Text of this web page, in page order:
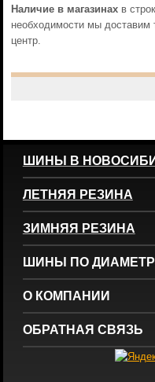
Наличие в магазинахв
необходимости мы
центр.
ШИНЫ В
ЛЕТНЯЯ РЕЗИНА
ЗИМНЯЯ РЕЗИНА
ШИНЫ ПО
О КОМПАНИИ
ОБРАТНАЯ СВЯЗЬ